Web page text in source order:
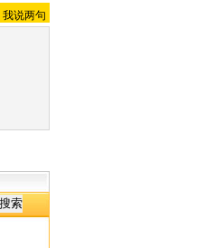
我说两句